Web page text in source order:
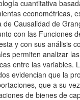
cuantitativa
econométricas,
de Causalidad de
con las Funciones
y con sus análisis
permiten analizar
entre las variables.
evidencian que la
que a su
de bienes de